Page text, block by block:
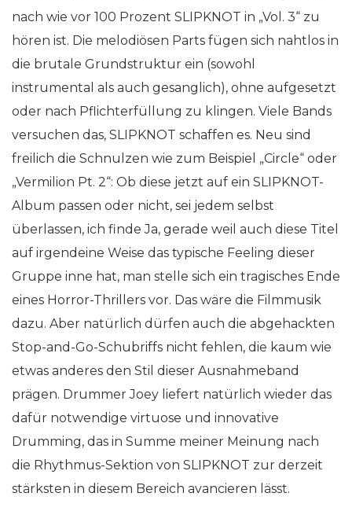
nach wie vor 100 Prozent SLIPKNOT in „Vol. 3“ zu
hören ist. Die melodiösen Parts fügen sich nahtlos in
die brutale Grundstruktur ein (sowohl
instrumental als auch gesanglich), ohne aufgesetzt
oder nach Pflichterfüllung zu klingen. Viele Bands
versuchen das, SLIPKNOT schaffen es. Neu sind
freilich die Schnulzen wie zum Beispiel „Circle“ oder
„Vermilion Pt. 2“: Ob diese jetzt auf ein SLIPKNOT-
Album passen oder nicht, sei jedem selbst
überlassen, ich finde Ja, gerade weil auch diese Titel
auf irgendeine Weise das typische Feeling dieser
Gruppe inne hat, man stelle sich ein tragisches Ende
eines Horror-Thrillers vor. Das wäre die Filmmusik
dazu. Aber natürlich dürfen auch die abgehackten
Stop-and-Go-Schubriffs nicht fehlen, die kaum wie
etwas anderes den Stil dieser Ausnahmeband
prägen. Drummer Joey liefert natürlich wieder das
dafür notwendige virtuose und innovative
Drumming, das in Summe meiner Meinung nach
die Rhythmus-Sektion von SLIPKNOT zur derzeit
stärksten in diesem Bereich avancieren lässt.